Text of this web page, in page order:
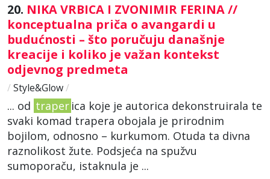
20. NIKA VRBICA I ZVONIMIR FERINA //
konceptualna priča o avangardi u
budućnosti – što poručuju današnje
kreacije i koliko je važan kontekst
odjevnog predmeta
/ Style&Glow/
... od traper ica koje je autorica dekonstruirala te
svaki komad trapera obojala je prirodnim
bojilom, odnosno – kurkumom. Otuda ta divna
raznolikost žute. Podsjeća na spužvu
sumoporaču, istaknula je ...